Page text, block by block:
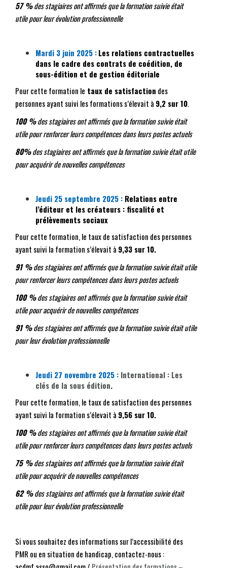
57 %des stagiaires ont affirmés que la formation suivie était
utile pour leur évolution professionnelle
Mardi 3 juin 2025 :Les relations contractuelles
dans le cadre des contrats de coédition, de
sous-édition et de gestion éditoriale
Pour cette formation le taux de satisfaction des
personnes ayant suivi les formations s’élevait à 9,2 sur 10.
100 %des stagiaires ont affirmés que la formation suivie était
utile pour renforcer leurs compétences dans leurs postes actuels
80%des stagiaires ont affirmés que la formation suivie était utile
pour acquérir de nouvelles compétences
Jeudi 25 septembre 2025 : Relations entre
l’éditeur et les créateurs : fiscalité et
prélèvements sociaux
Pour cette formation, le taux de satisfaction des personnes
ayant suivi la formation s’élevait à 9,33 sur 10.
91 %des stagiaires ont affirmés que la formation suivie était utile
pour renforcer leurs compétences dans leurs postes actuels
100 %des stagiaires ont affirmés que la formation suivie était
utile pour acquérir de nouvelles compétences
91 %des stagiaires ont affirmés que la formation suivie était utile
pour leur évolution professionnelle
Jeudi 27 novembre 2025 : International : Les
clés de la sous édition.
Pour cette formation, le taux de satisfaction des personnes
ayant suivi la formation s’élevait à 9,56 sur 10.
100 %des stagiaires ont affirmés que la formation suivie était
utile pour renforcer leurs compétences dans leurs postes actuels
75 %des stagiaires ont affirmés que la formation suivie était
utile pour acquérir de nouvelles compétences
62 %des stagiaires ont affirmés que la formation suivie était
utile pour leur évolution professionnelle
Si vous souhaitez des informations sur l’accessibilité des
PMR ou en situation de handicap, contactez-nous :